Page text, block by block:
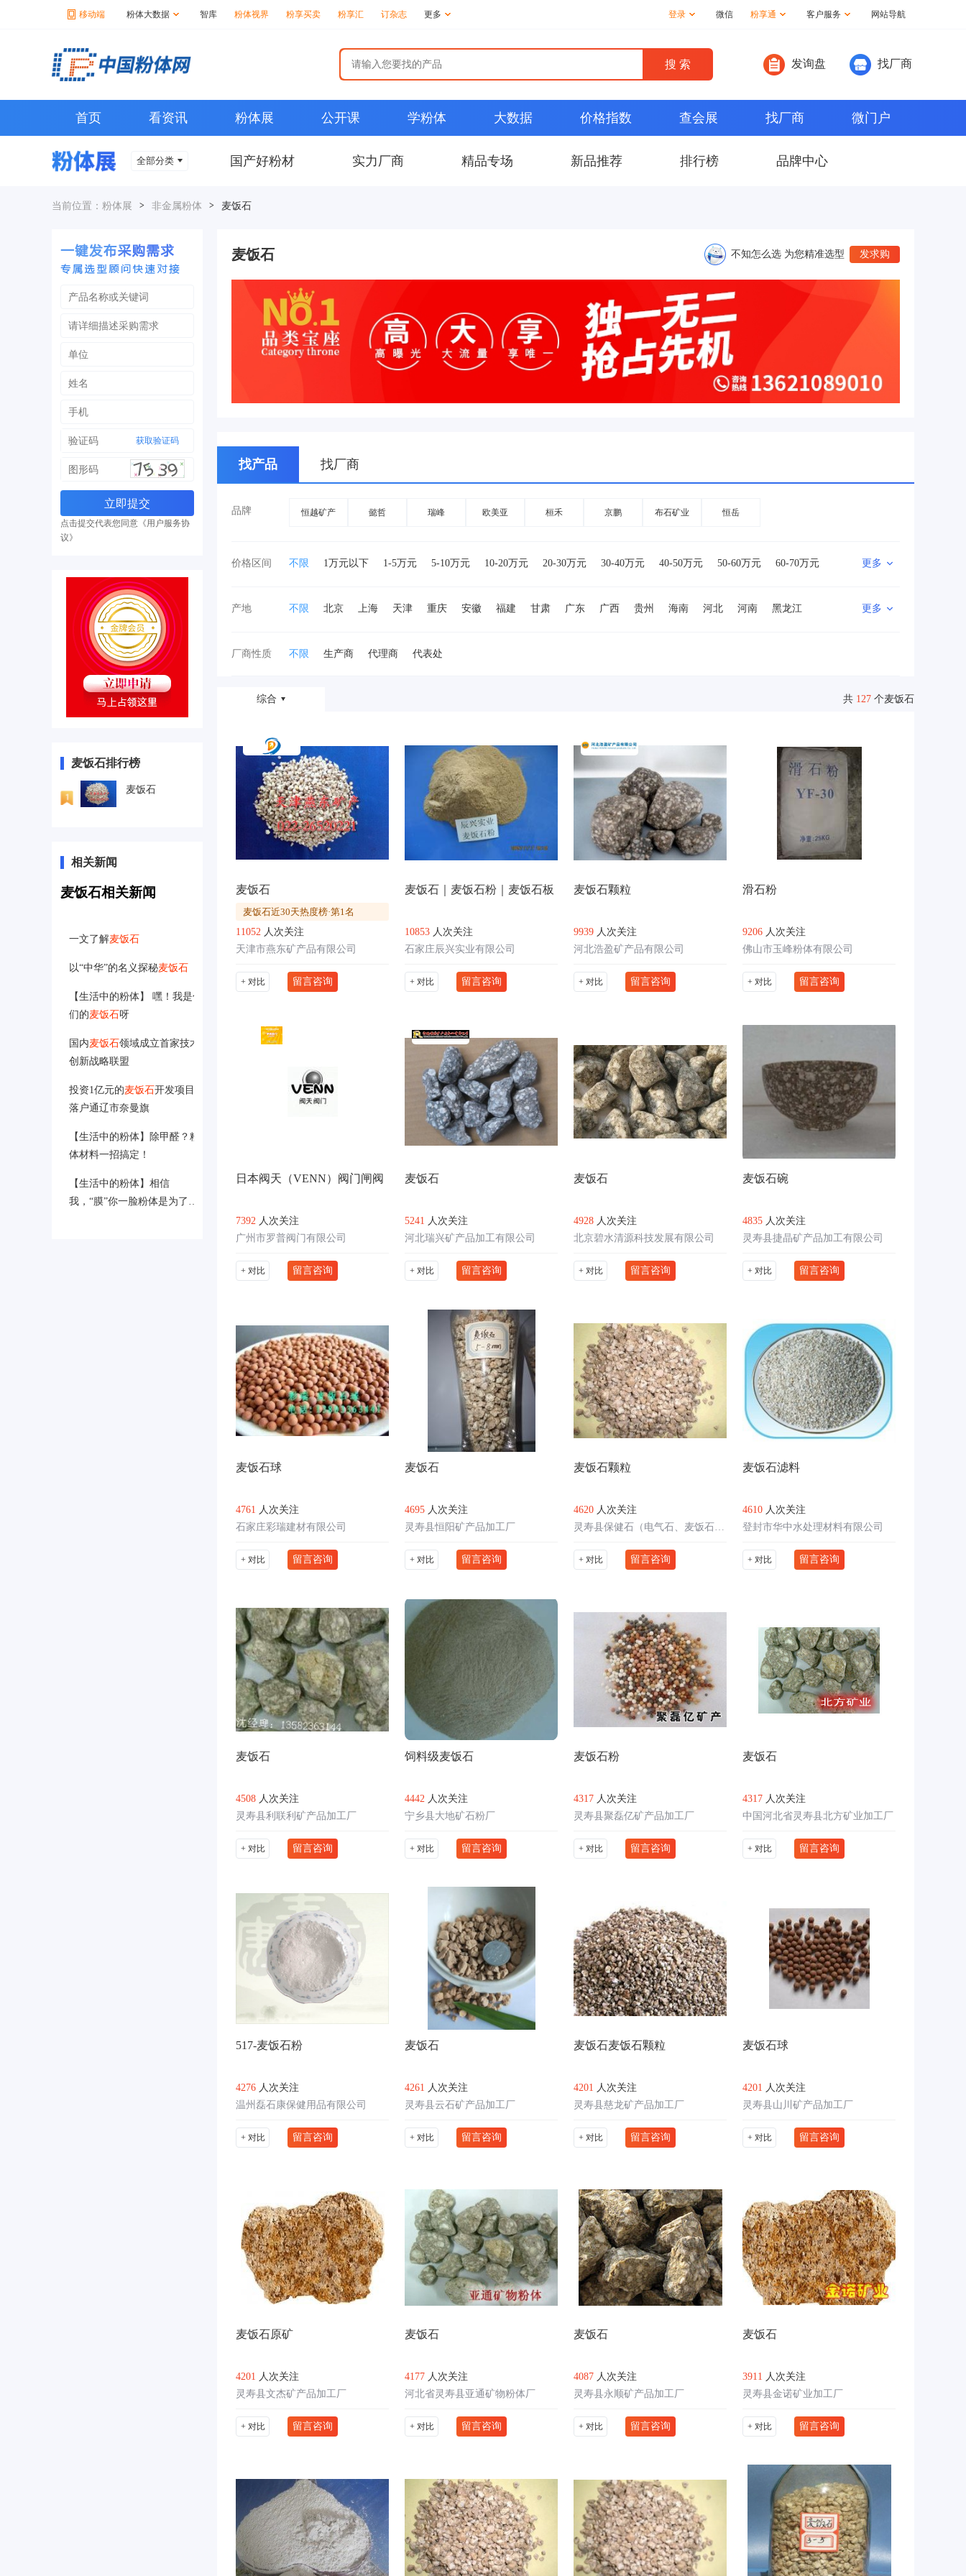
移动端 粉体大数据 智库 粉体视界 粉享买卖 粉享汇 订杂志 更多 登录 微信 粉享通 客户服务 网站导航
发询盘 找厂商
首页 看资讯 粉体展 公开课 学粉体 大数据 价格指数 查会展 找厂商 微门户
全部分类 国产好粉材 实力厂商 精品专场 新品推荐 排行榜 品牌中心
当前位置： 粉体展 > 非金属粉体 > 麦饭石
获取验证码
点击提交代表您同意《用户服务协
议》
麦饭石排行榜
麦饭石
相关新闻
麦饭石相关新闻
一文了解麦饭石
以“中华”的名义探秘麦饭石
【生活中的粉体】 嘿！我是你
们的麦饭石呀
国内麦饭石领域成立首家技术
创新战略联盟
投资1亿元的麦饭石开发项目
落户通辽市奈曼旗
【生活中的粉体】除甲醛？粉
体材料一招搞定！
【生活中的粉体】相信
我，“膜”你一脸粉体是为了你
麦饭石 不知怎么选 为您精准选型 发求购
找产品 找厂商
品牌 恒越矿产 懿哲 瑞峰 欧美亚 桓禾 京鹏 布石矿业 恒岳
价格区间 不限 1万元以下 1-5万元 5-10万元 10-20万元 20-30万元 30-40万元 40-50万元 50-60万元
60-70万元
更多
产地 不限 北京 上海 天津 重庆 安徽 福建 甘肃 广东 广西 贵州 海南 河北 河南
黑龙江
云南
浙江 台湾 香港 澳门
更多
厂商性质 不限 生产商 代理商 代表处
综合 共 127 个麦饭石
麦饭石
麦饭石近30天热度榜·第1名
11052 人次关注
天津市燕东矿产品有限公司
+ 对比 留言咨询
麦饭石｜麦饭石粉｜麦饭石板
10853 人次关注
石家庄辰兴实业有限公司
+ 对比 留言咨询
麦饭石颗粒
9939 人次关注
河北浩盈矿产品有限公司
+ 对比 留言咨询
滑石粉
9206 人次关注
佛山市玉峰粉体有限公司
+ 对比 留言咨询
日本阀天（VENN）阀门闸阀
7392 人次关注
广州市罗普阀门有限公司
+ 对比 留言咨询
麦饭石
5241 人次关注
河北瑞兴矿产品加工有限公司
+ 对比 留言咨询
麦饭石
4928 人次关注
北京碧水清源科技发展有限公司
+ 对比 留言咨询
麦饭石碗
4835 人次关注
灵寿县捷晶矿产品加工有限公司
+ 对比 留言咨询
麦饭石球
4761 人次关注
石家庄彩瑞建材有限公司
+ 对比 留言咨询
麦饭石
4695 人次关注
灵寿县恒阳矿产品加工厂
+ 对比 留言咨询
麦饭石颗粒
4620 人次关注
+ 对比 留言咨询
麦饭石滤料
4610 人次关注
登封市华中水处理材料有限公司
+ 对比 留言咨询
麦饭石
4508 人次关注
灵寿县利联利矿产品加工厂
+ 对比 留言咨询
饲料级麦饭石
4442 人次关注
宁乡县大地矿石粉厂
+ 对比 留言咨询
麦饭石粉
4317 人次关注
灵寿县聚磊亿矿产品加工厂
+ 对比 留言咨询
麦饭石
4317 人次关注
中国河北省灵寿县北方矿业加工厂
+ 对比 留言咨询
517-麦饭石粉
4276 人次关注
温州磊石康保健用品有限公司
+ 对比 留言咨询
麦饭石
4261 人次关注
灵寿县云石矿产品加工厂
+ 对比 留言咨询
麦饭石麦饭石颗粒
4201 人次关注
灵寿县慈龙矿产品加工厂
+ 对比 留言咨询
麦饭石球
4201 人次关注
灵寿县山川矿产品加工厂
+ 对比 留言咨询
麦饭石原矿
4201 人次关注
灵寿县文杰矿产品加工厂
+ 对比 留言咨询
麦饭石
4177 人次关注
河北省灵寿县亚通矿物粉体厂
+ 对比 留言咨询
麦饭石
4087 人次关注
灵寿县永顺矿产品加工厂
+ 对比 留言咨询
麦饭石
3911 人次关注
灵寿县金诺矿业加工厂
+ 对比 留言咨询